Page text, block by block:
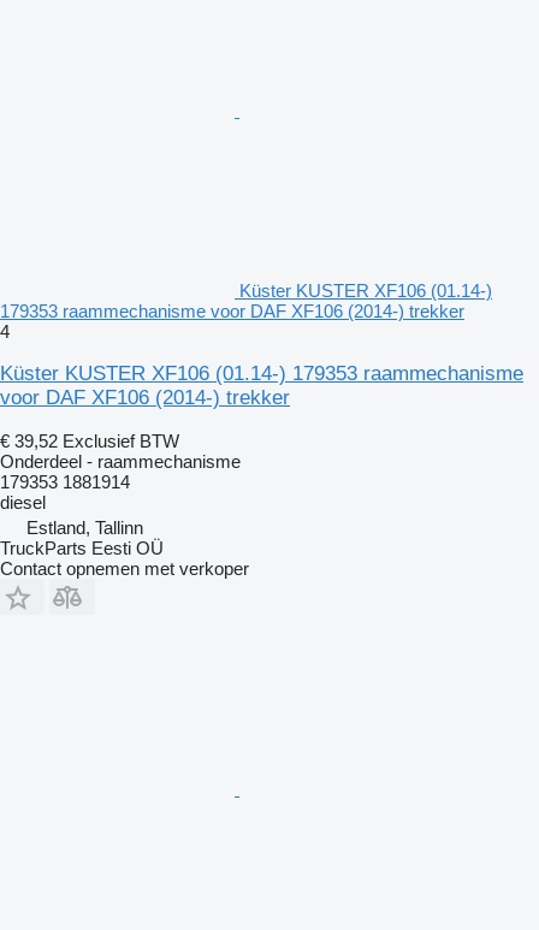
Küster KUSTER XF106 (01.14-)
179353 raammechanisme voor DAF XF106 (2014-) trekker
4
Küster KUSTER XF106 (01.14-) 179353 raammechanisme
voor DAF XF106 (2014-) trekker
€ 39,52 Exclusief BTW
Onderdeel - raammechanisme
179353 1881914
diesel
Estland, Tallinn
TruckParts Eesti OÜ
Contact opnemen met verkoper